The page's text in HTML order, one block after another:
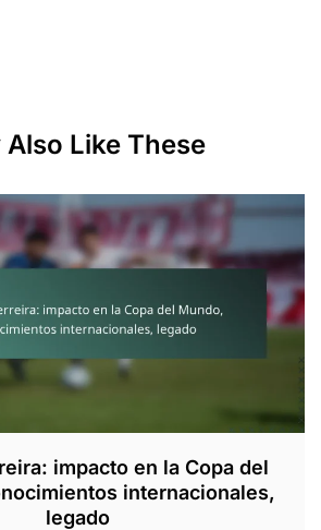
Also Like These
impacto en la Copa del
internacionales,
legado